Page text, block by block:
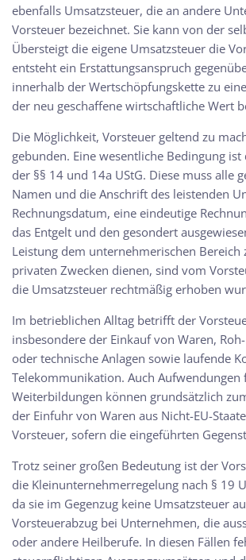
ebenfalls Umsatzsteuer, die an andere
Vorsteuer bezeichnet. Sie kann von der
Übersteigt die eigene Umsatzsteuer die
entsteht ein Erstattungsanspruch
innerhalb der Wertschöpfungskette zu
der neu geschaffene wirtschaftliche Wert
Die Möglichkeit, Vorsteuer geltend zu
gebunden. Eine wesentliche Bedingung
der §§ 14 und 14a UStG. Diese muss alle
Namen und die Anschrift des leistenden
Rechnungsdatum, eine eindeutige
das Entgelt und den gesondert
Leistung dem unternehmerischen
privaten Zwecken dienen, sind vom
die Umsatzsteuer rechtmäßig erhoben
Im betrieblichen Alltag betrifft der
insbesondere der Einkauf von Waren,
oder technische Anlagen sowie laufende
Telekommunikation. Auch
Weiterbildungen können grundsätzlich
der Einfuhr von Waren aus Nicht-EU-
Vorsteuer, sofern die eingeführten
Trotz seiner großen Bedeutung ist der
die Kleinunternehmerregelung nach § 19
da sie im Gegenzug keine Umsatzsteuer
Vorsteuerabzug bei Unternehmen, die
oder andere Heilberufe. In diesen Fällen